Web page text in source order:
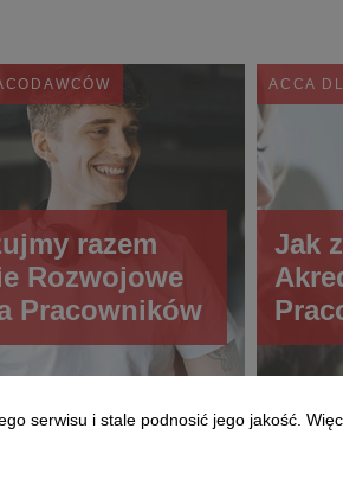
razem
Rozwojowe
Pracowników
ACCA
Jak
serwisu i stale podnosić jego jakość.